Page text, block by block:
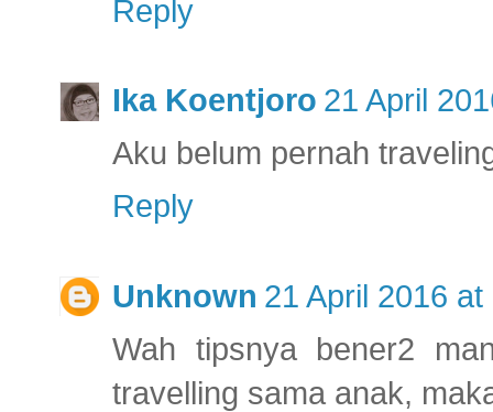
Reply
Ika Koentjoro 21 April
Aku belum pernah
Reply
Unknown 21 April 2016 at
Wah tipsnya bener2
travelling sama anak,